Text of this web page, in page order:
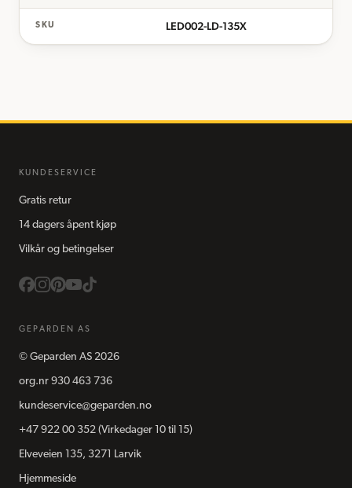
SKU LED002-LD-135X
KUNDESERVICE
Gratis retur
14 dagers åpent kjøp
Vilkår og betingelser
GEPARDEN AS
© Geparden AS 2026
org.nr 930 463 736
kundeservice@geparden.no
+47 922 00 352 (Virkedager 10 til 15)
Elveveien 135, 3271 Larvik
Hjemmeside